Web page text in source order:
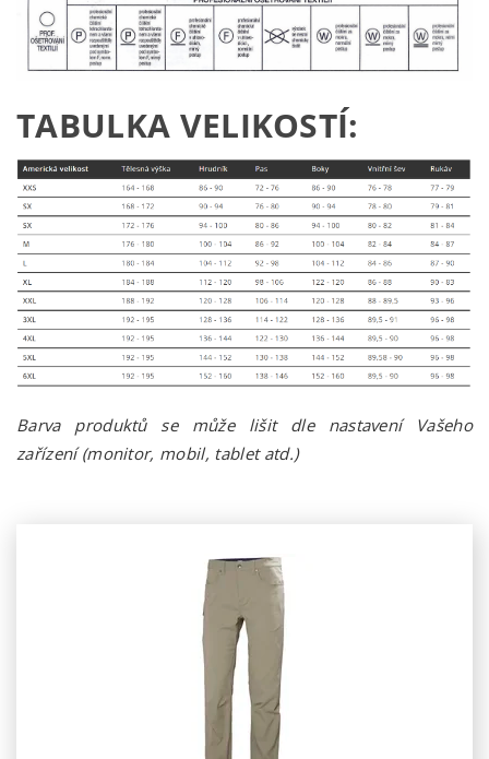
TABULKA VELIKOSTÍ:
Barva produktů se může lišit dle nastavení Vašeho
zařízení (monitor, mobil, tablet atd.)